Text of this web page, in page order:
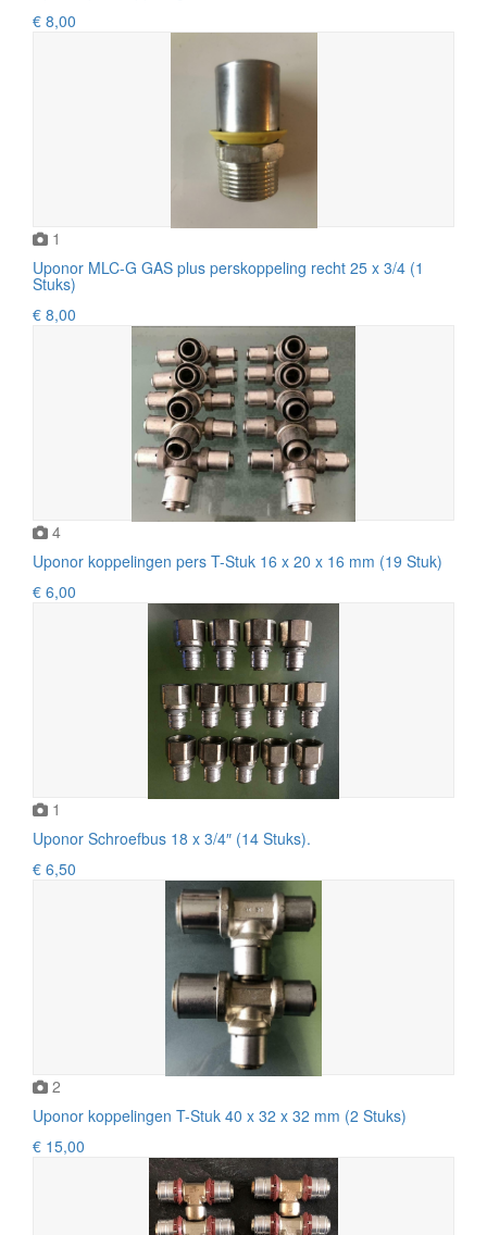
€ 8,00
1
Uponor MLC-G GAS plus perskoppeling recht 25 x 3/4 (1
Stuks)
€ 8,00
4
Uponor koppelingen pers T-Stuk 16 x 20 x 16 mm (19 Stuk)
€ 6,00
1
Uponor Schroefbus 18 x 3/4″ (14 Stuks).
€ 6,50
2
Uponor koppelingen T-Stuk 40 x 32 x 32 mm (2 Stuks)
€ 15,00